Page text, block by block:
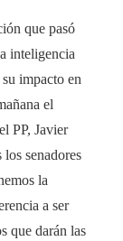
que pasó
inteligencia
impacto en
el
PP, Javier
senadores
la
a ser
que darán las